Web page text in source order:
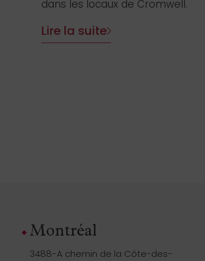
dans les locaux de Cromwell.
Lire la suite
Montréal
3488-A chemin de la Côte-des-